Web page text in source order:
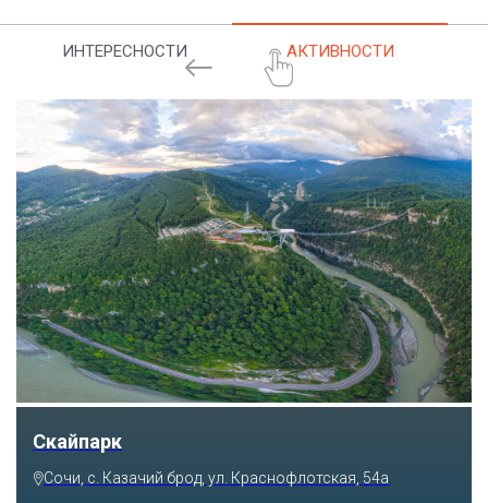
ИНТЕРЕСНОСТИ АКТИВНОСТИ
Скайпарк
Сочи, с. Казачий брод, ул. Краснофлотская, 54а